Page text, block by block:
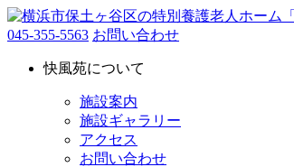
045-355-5563 お問い合わせ
快風苑について
施設案内
施設ギャラリー
アクセス
お問い合わせ